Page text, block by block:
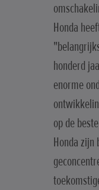
Honda
honderd
enorme
op de
Honda zijn